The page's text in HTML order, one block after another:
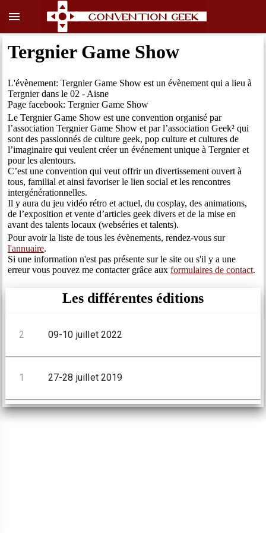
menu
Tergnier Game Show
L'évènement: Tergnier Game Show est un évènement qui a lieu à
Tergnier dans le 02 - Aisne
Page facebook: Tergnier Game Show
Le Tergnier Game Show est une convention organisé par
l’association Tergnier Game Show et par l’association Geek² qui
sont des passionnés de culture geek, pop culture et cultures de
l’imaginaire qui veulent créer un événement unique à Tergnier et
pour les alentours.
C’est une convention qui veut offrir un divertissement ouvert à
tous, familial et ainsi favoriser le lien social et les rencontres
intergénérationnelles.
Il y aura du jeu vidéo rétro et actuel, du cosplay, des animations,
de l’exposition et vente d’articles geek divers et de la mise en
avant des talents locaux (webséries et talents).
Pour avoir la liste de tous les évènements, rendez-vous sur
l'annuaire.
Si une information n'est pas présente sur le site ou s'il y a une
erreur vous pouvez me contacter grâce auxformulaires de contact.
Les différentes éditions
2 09-10 juillet 2022
1 27-28 juillet 2019